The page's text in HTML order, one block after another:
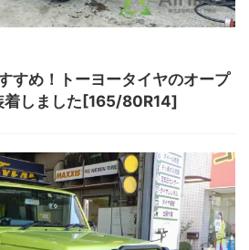
すめ！トーヨータイヤのオープ
着しました[165/80R14]